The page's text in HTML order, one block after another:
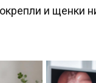
и щенки